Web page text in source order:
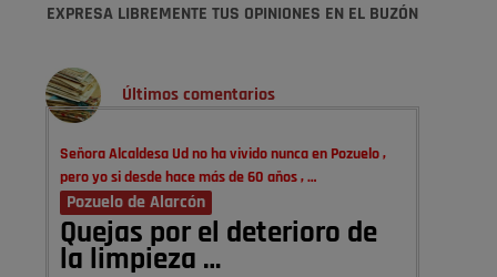
EXPRESA LIBREMENTE TUS OPINIONES EN EL BUZÓN
Últimos comentarios
Señora Alcaldesa Ud no ha vivido nunca en Pozuelo ,
pero yo si desde hace más de 60 años , …
Pozuelo de Alarcón
Quejas por el deterioro de
la limpieza …